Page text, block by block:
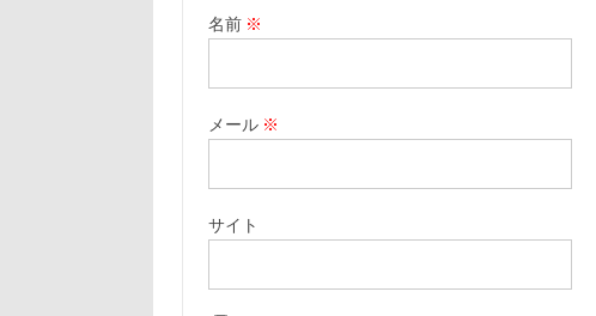
名前 ※
メール ※
サイト